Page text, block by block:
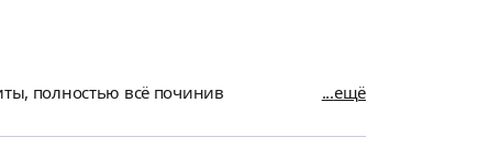
полностью всё починив
ещё